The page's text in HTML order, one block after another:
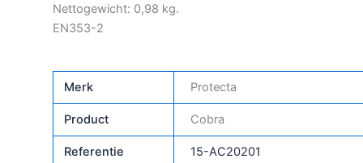
Nettogewicht: 0,98 kg.
EN353-2
Merk Protecta
Product Cobra
Referentie 15-AC20201